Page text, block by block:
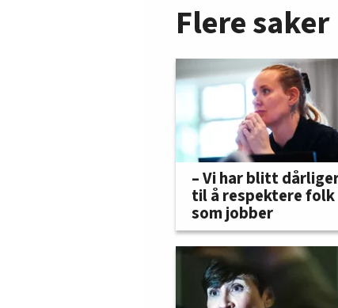
Flere saker
– Vi har blitt
til å respektere folk
som jobber